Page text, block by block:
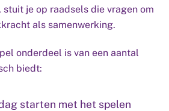
je op raadsels die vragen om
als samenwerking.
onderdeel is van een aantal
biedt:
starten met het spelen